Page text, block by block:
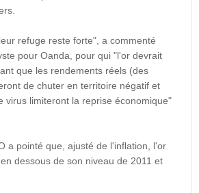
refuge reste forte", a commenté
pour Oanda, pour qui "l'or devrait
que les rendements réels (des
de chuter en territoire négatif et
virus limiteront la reprise économique"
a pointé que, ajusté de l'inflation, l'or
dessous de son niveau de 2011 et